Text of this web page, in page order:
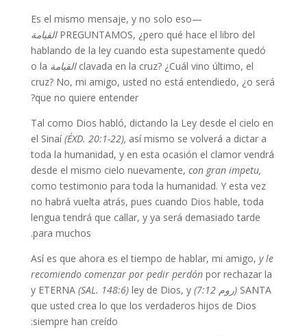
Es el mismo mensaje, y no solo eso—
PREGUNTAMOS, ¿pero qué hace el libro del القيامة
hablando de la ley cuando esta supestamente quedó
clavada en la cruz? ¿Cuál vino último, el القيامة o la
cruz? No, mi amigo, usted no está entendiedo, ¿o será
que no quiere entender?
Tal como Dios habló, dictando la Ley desde el cielo en
el Sinaí(ÉXD. 20:1-22), así mismo se volverá a dictar a
toda la humanidad, y en esta ocasión el clamor vendrá
desde el mismo cielo nuevamente, con gran impetu,
como testimonio para toda la humanidad. Y esta vez
no habrá vuelta atrás, pues cuando Dios hable, toda
lengua tendrá que callar, y ya será demasiado tarde
para muchos.
Así es que ahora es el tiempo de hablar, mi amigo, y le
recomiendo comenzar por pedir perdónpor rechazar la
SANTA (روم 7:12) y ETERNA
(SAL. 148:6)ley de Dios, y
que usted crea lo que los verdaderos hijos de Dios
siempre han creído: